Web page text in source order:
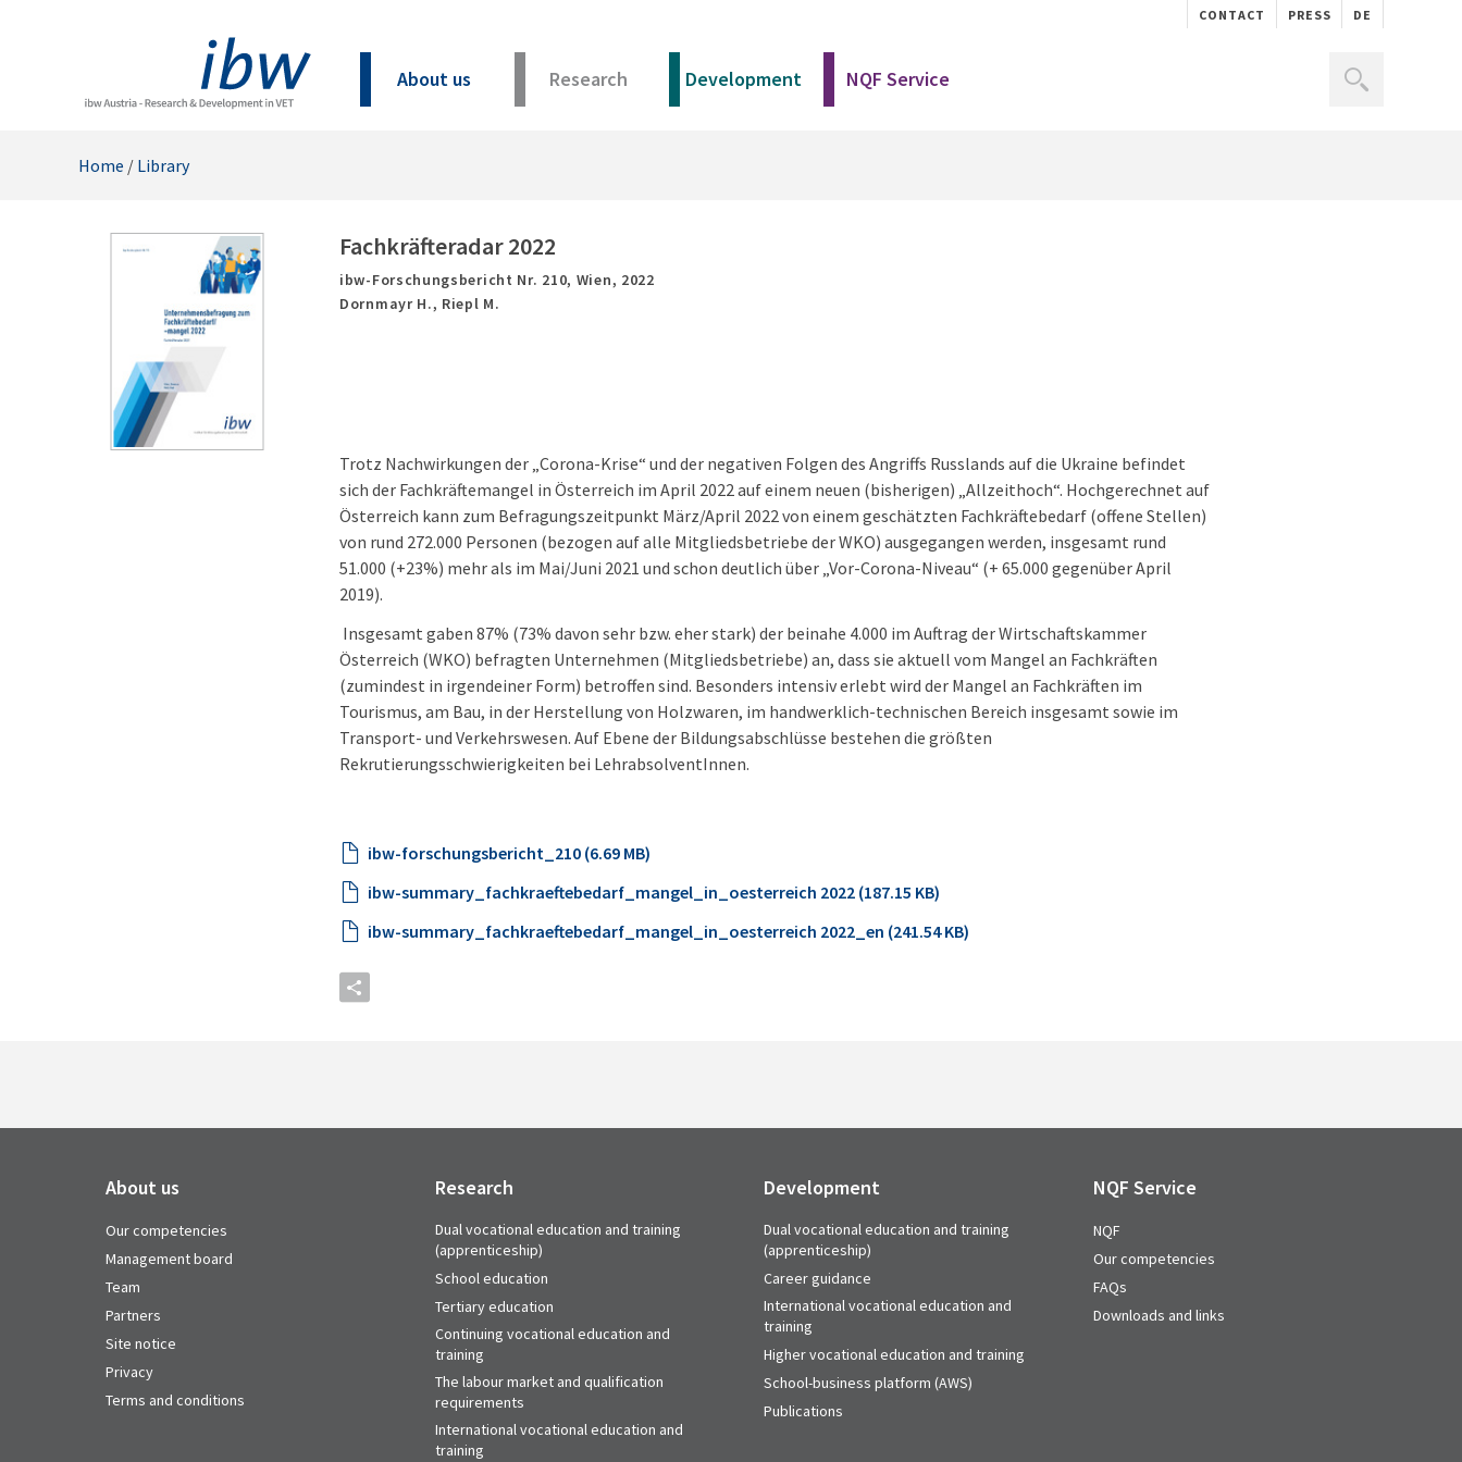
CONTACT PRESS DE
About us Research Development NQF Service
Home / Library
Fachkräfteradar 2022
ibw-Forschungsbericht Nr. 210, Wien, 2022
Dornmayr H., Riepl M.
Trotz Nachwirkungen der „Corona-Krise“ und der negativen Folgen des Angriffs Russlands auf die Ukraine befindet
sich der Fachkräftemangel in Österreich im April 2022 auf einem neuen (bisherigen) „Allzeithoch“. Hochgerechnet auf
Österreich kann zum Befragungszeitpunkt März/April 2022 von einem geschätzten Fachkräftebedarf (offene Stellen)
von rund 272.000 Personen (bezogen auf alle Mitgliedsbetriebe der WKO) ausgegangen werden, insgesamt rund
51.000 (+23%) mehr als im Mai/Juni 2021 und schon deutlich über „Vor-Corona-Niveau“ (+ 65.000 gegenüber April
2019).
Insgesamt gaben 87% (73% davon sehr bzw. eher stark) der beinahe 4.000 im Auftrag der Wirtschaftskammer
Österreich (WKO) befragten Unternehmen (Mitgliedsbetriebe) an, dass sie aktuell vom Mangel an Fachkräften
(zumindest in irgendeiner Form) betroffen sind. Besonders intensiv erlebt wird der Mangel an Fachkräften im
Tourismus, am Bau, in der Herstellung von Holzwaren, im handwerklich-technischen Bereich insgesamt sowie im
Transport- und Verkehrswesen. Auf Ebene der Bildungsabschlüsse bestehen die größten
Rekrutierungsschwierigkeiten bei LehrabsolventInnen.
ibw-forschungsbericht_210 (6.69 MB)
ibw-summary_fachkraeftebedarf_mangel_in_oesterreich 2022 (187.15 KB)
ibw-summary_fachkraeftebedarf_mangel_in_oesterreich 2022_en (241.54 KB)
About us
Our competencies
Management board
Team
Partners
Site notice
Privacy
Terms and conditions
Research
Dual vocational education and training
(apprenticeship)
School education
Tertiary education
Continuing vocational education and
training
The labour market and qualification
requirements
International vocational education and
training
Development
Dual vocational education and training
(apprenticeship)
Career guidance
International vocational education and
training
Higher vocational education and training
School-business platform (AWS)
Publications
NQF Service
NQF
Our competencies
FAQs
Downloads and links